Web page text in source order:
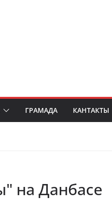
ГРАМАДА КАНТАКТЫ
на Данбасе